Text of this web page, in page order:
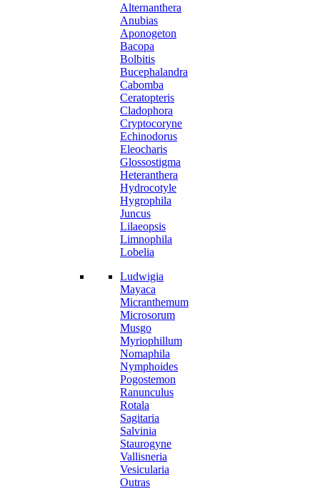
Alternanthera
Anubias
Aponogeton
Bacopa
Bolbitis
Bucephalandra
Cabomba
Ceratopteris
Cladophora
Cryptocoryne
Echinodorus
Eleocharis
Glossostigma
Heteranthera
Hydrocotyle
Hygrophila
Juncus
Lilaeopsis
Limnophila
Lobelia
Ludwigia
Mayaca
Micranthemum
Microsorum
Musgo
Myriophillum
Nomaphila
Nymphoides
Pogostemon
Ranunculus
Rotala
Sagitaria
Salvinia
Staurogyne
Vallisneria
Vesicularia
Outras